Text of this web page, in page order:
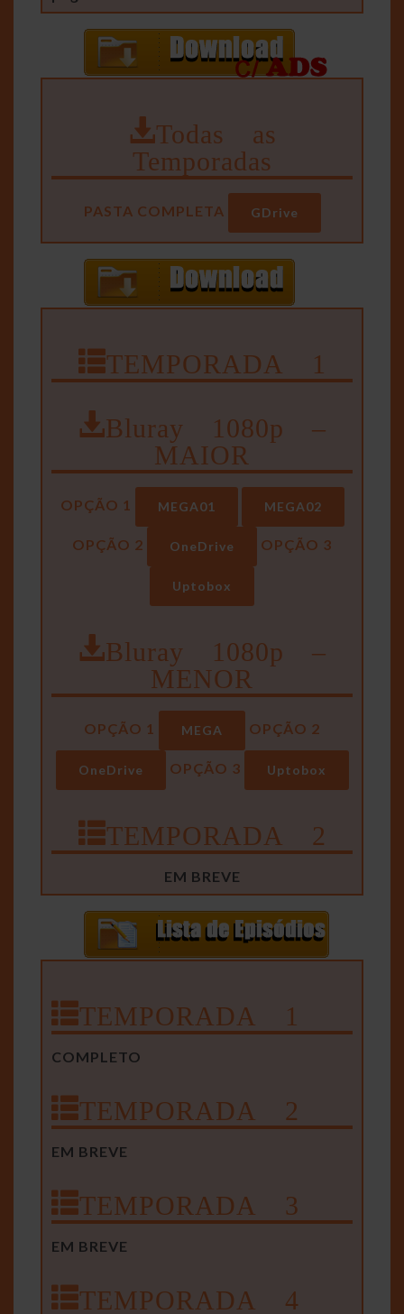
Todas as
Temporadas
PASTA COMPLETA GDrive
TEMPORADA 1
Bluray 1080p –
MAIOR
OPÇÃO 1 MEGA01 MEGA02
OPÇÃO 2 OneDrive OPÇÃO 3
Uptobox
Bluray 1080p –
MENOR
OPÇÃO 1 MEGA OPÇÃO 2
OneDrive OPÇÃO 3 Uptobox
TEMPORADA 2
EM BREVE
TEMPORADA 1
COMPLETO
TEMPORADA 2
EM BREVE
TEMPORADA 3
EM BREVE
TEMPORADA 4